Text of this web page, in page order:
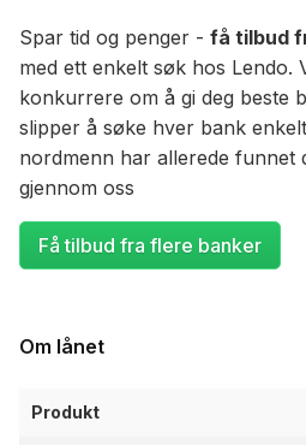
Spar tid og penger - få tilbud
med ett enkelt søk hos Lendo.
konkurrere om å gi deg beste
slipper å søke hver bank
nordmenn har allerede funnet
gjennom oss
Få tilbud fra flere banker
Om lånet
Produkt